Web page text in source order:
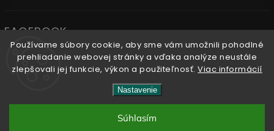
Používame súbory cookie, aby sme vám umožnili pohodlné
prehliadanie webovej stránky a vďaka analýze neustále
zlepšovali jej funkcie, výkon a použiteľnosť.Viac informácií
Nastavenie
Súhlasím
FACEBOOK
Naturaprodukty.sk
vyhradené.
Shoptet| Design